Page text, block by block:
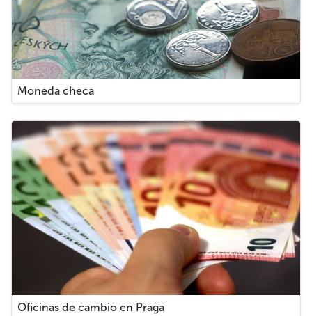
Moneda checa
Oficinas de cambio en Praga